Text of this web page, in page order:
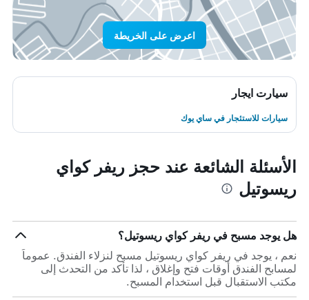
اعرض على الخريطة
سيارت ايجار
سيارات للاستئجار في ساي يوك
الأسئلة الشائعة عند حجز ريفر كواي
ريسوتيل
هل يوجد مسبح في ريفر كواي ريسوتيل؟
نعم ، يوجد في ريفر كواي ريسوتيل مسبح لنزلاء الفندق. عموماً
لمسابح الفندق أوقات فتح وإغلاق ، لذا تأكد من التحدث إلى
مكتب الاستقبال قبل استخدام المسبح.